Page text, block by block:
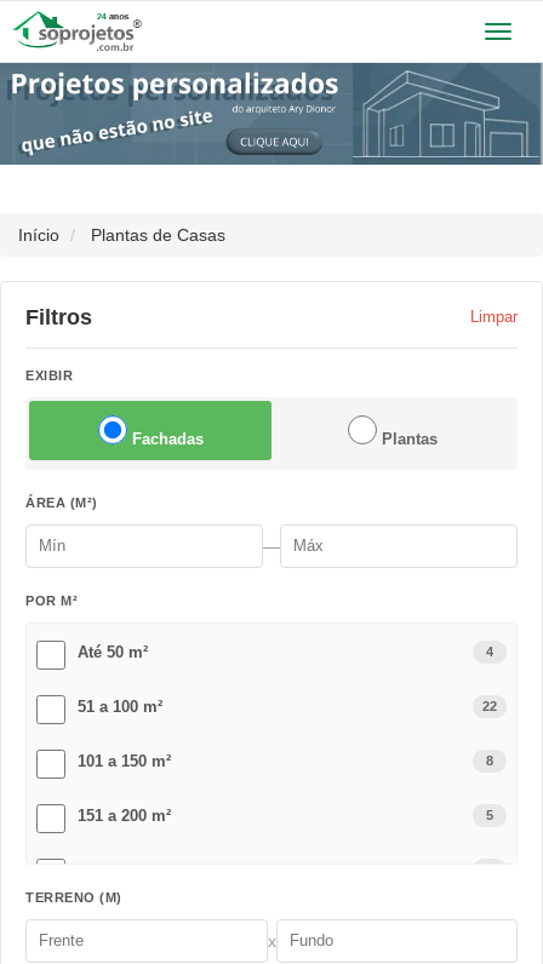
Início Plantas de Casas
Filtros Limpar
EXIBIR
Fachadas Plantas
ÁREA (M²)
—
POR M²
Até 50 m² 4
51 a 100 m² 22
101 a 150 m² 8
151 a 200 m² 5
Acima de 301 m² 0
TERRENO (M)
x